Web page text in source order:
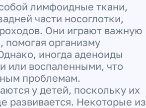
лимфоидные ткани,
части носоглотки,
Они играют важную
помогая организму
иногда аденоиды
или воспаленными, что
проблемам.
у детей, поскольку их
развивается. Некоторые из